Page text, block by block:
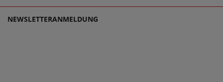
NEWSLETTERANMELDUNG